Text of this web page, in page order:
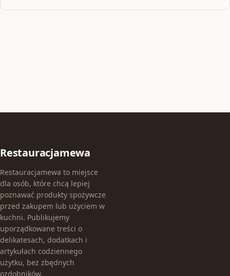
Restauracjamewa
Restauracjamewa to miejsce
dla osób, które chcą lepiej
poznawać produkty spożywcze
przed zakupem lub użyciem w
kuchni. Publikujemy
uporządkowane treści o
delikatesach, dodatkach i
artykułach codziennego
użytku, bez zbędnych
ozdobników.